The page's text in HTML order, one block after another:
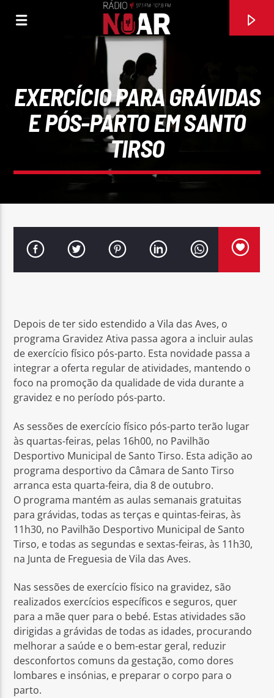
O MEU CAMINHO
Rádio No ar
EXERCÍCIO PARA GRÁVIDAS
E PÓS-PARTO EM SANTO
TIRSO
Depois de ter sido estendido a Vila das Aves, o
programa Gravidez Ativa passa agora a incluir aulas
de exercício físico pós-parto. Esta novidade passa a
integrar a oferta regular de atividades, mantendo o
foco na promoção da qualidade de vida durante a
gravidez e no período pós-parto.
As sessões de exercício físico pós-parto terão lugar
às quartas-feiras, pelas 16h00, no Pavilhão
Desportivo Municipal de Santo Tirso. Esta adição ao
programa desportivo da Câmara de Santo Tirso
arranca esta quarta-feira, dia 8 de outubro.
O programa mantém as aulas semanais gratuitas
para grávidas, todas as terças e quintas-feiras, às
11h30, no Pavilhão Desportivo Municipal de Santo
Tirso, e todas as segundas e sextas-feiras, às 11h30,
na Junta de Freguesia de Vila das Aves.
Nas sessões de exercício físico na gravidez, são
realizados exercícios específicos e seguros, quer
para a mãe quer para o bebé. Estas atividades são
dirigidas a grávidas de todas as idades, procurando
melhorar a saúde e o bem-estar geral, reduzir
desconfortos comuns da gestação, como dores
lombares e insónias, e preparar o corpo para o
parto.